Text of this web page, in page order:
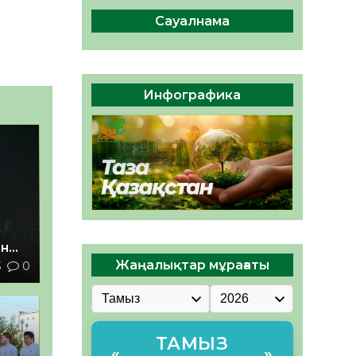
0
Руслан Рүстемұлы облыс
әкімінің кеңесшісі болып
тағайындалды
05.08.2026
63 0
Сауалнама
Инфографика
Жаңалықтар мұрағаты
ТАМЫЗ